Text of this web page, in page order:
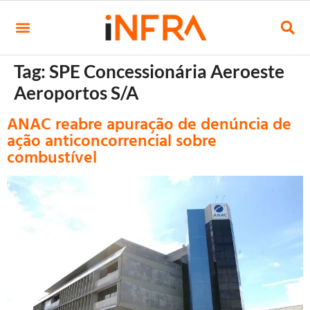
Tag:SPE Concessionária Aeroeste
Aeroportos S/A
ANAC reabre apuração de denúncia de
ação anticoncorrencial sobre
combustível